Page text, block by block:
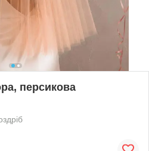
персикова